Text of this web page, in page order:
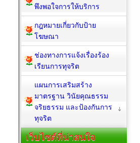
พึงพอใจการให้บริการ
กฎหมายเกี่ยวกับป้าย
โฆษณา
ช่องทางการแจ้งเรื่องร้อง
เรียนการทุจริต
แผนการเสริมสร้าง
มาตรฐาน วินัยคุณธรรม
จริยธรรม และป้องกันการ
ทุจริต
เว็บไซต์ที่น่าสนใจ